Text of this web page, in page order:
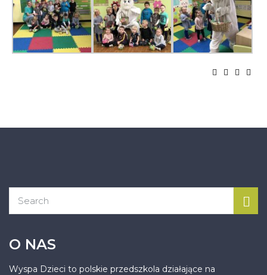
O NAS
Wyspa Dzieci to polskie przedszkola działające na